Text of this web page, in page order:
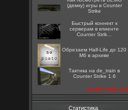
(демку) игры в Counter
Strike
Быстрый коннект к
серверам в клиенте
Counter Strik...
Обрезаем Half-Life до 120
Мб в архиве
Тактика на de_train в
Counter Strike 1.6
посмотреть все
Статистика